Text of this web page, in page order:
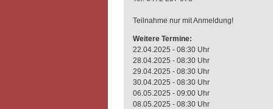
Teilnahme nur mit Anmeldung!
Weitere Termine:
22.04.2025 - 08:30 Uhr
28.04.2025 - 08:30 Uhr
29.04.2025 - 08:30 Uhr
30.04.2025 - 08:30 Uhr
06.05.2025 - 09:00 Uhr
08.05.2025 - 08:30 Uhr